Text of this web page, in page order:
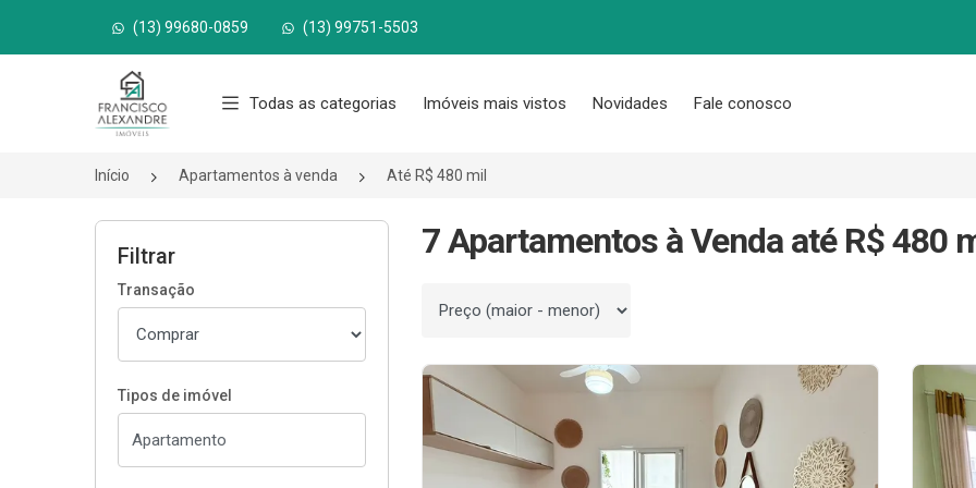
(13) 99680-0859 (13) 99751-5503
Página inicial
Todas as categorias Imóveis mais vistos Novidades Fale conosco
Início Apartamentos à venda Até R$ 480 mil
Filtrar
Transação
Tipos de imóvel
7 Apartamentos à Venda até R$ 480
Ordenar por